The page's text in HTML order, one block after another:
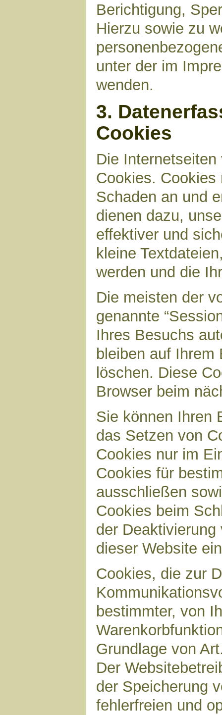
Berichtigung,
Hierzu sowie zu
unter der im
wenden.
3.
Cookies
Die
Cookies.
Schaden an und
dienen dazu,
effektiver und
kleine
werden und die
Die meisten der
genannte
Ihres Besuchs
bleiben auf
löschen. Diese
Browser beim
Sie können Ihren
das Setzen von
Cookies nur im
Cookies für
ausschließen
Cookies beim
der
dieser Website
Cookies, die zur
bestimmter, von
Grundlage von
Der
der Speicherung
fehlerfreien und